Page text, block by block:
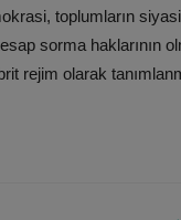
toplumların
sorma haklarının
rejim olarak